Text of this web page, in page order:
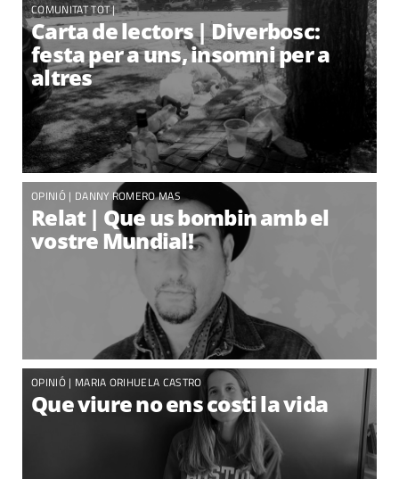
COMUNITAT TOT |
Carta de lectors | Diverbosc:
festa per a uns, insomni per a
altres
OPINIÓ | DANNY ROMERO MAS
Relat | Que us bombin amb el
vostre Mundial!
OPINIÓ | MARIA ORIHUELA CASTRO
Que viure no ens costi la vida